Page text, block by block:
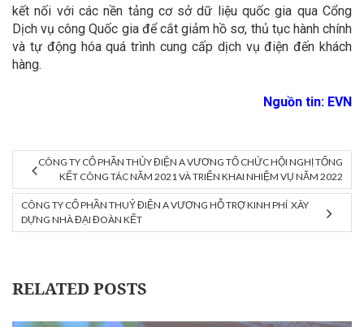
kết nối với các nền tảng cơ sở dữ liệu quốc gia qua Cổng
Dịch vụ công Quốc gia để cắt giảm hồ sơ, thủ tục hành chính
và tự động hóa quá trình cung cấp dịch vụ điện đến khách
hàng.
Nguồn tin: EVN
CÔNG TY CỔ PHẦN THỦY ĐIỆN A VƯƠNG TỔ CHỨC HỘI NGHỊ TỔNG
KẾT CÔNG TÁC NĂM 2021 VÀ TRIỂN KHAI NHIỆM VỤ NĂM 2022
CÔNG TY CỔ PHẦN THUỶ ĐIỆN A VƯƠNG HỖ TRỢ KINH PHÍ XÂY
DỰNG NHÀ ĐẠI ĐOÀN KẾT
RELATED POSTS